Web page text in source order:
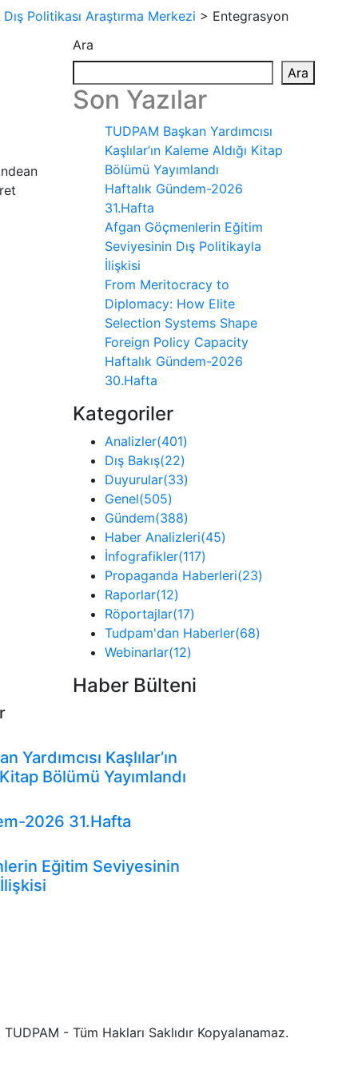
Politikası Araştırma Merkezi > Entegrasyon
Ara
Ara
Son Yazılar
TUDPAM Başkan Yardımcısı
Kaşlılar’ın Kaleme Aldığı Kitap
Bölümü Yayımlandı
Haftalık Gündem-2026
31.Hafta
Afgan Göçmenlerin Eğitim
Seviyesinin Dış Politikayla
İlişkisi
From Meritocracy to
Diplomacy: How Elite
Selection Systems Shape
Foreign Policy Capacity
Haftalık Gündem-2026
30.Hafta
Kategoriler
Analizler(401)
Dış Bakış(22)
Duyurular(33)
Genel(505)
Gündem(388)
Haber Analizleri(45)
İnfografikler(117)
Propaganda Haberleri(23)
Raporlar(12)
Röportajlar(17)
Tudpam'dan Haberler(68)
Webinarlar(12)
Haber Bülteni
Yardımcısı Kaşlılar’ın
Bölümü Yayımlandı
2026 31.Hafta
Eğitim Seviyesinin
- Tüm Hakları Saklıdır Kopyalanamaz.